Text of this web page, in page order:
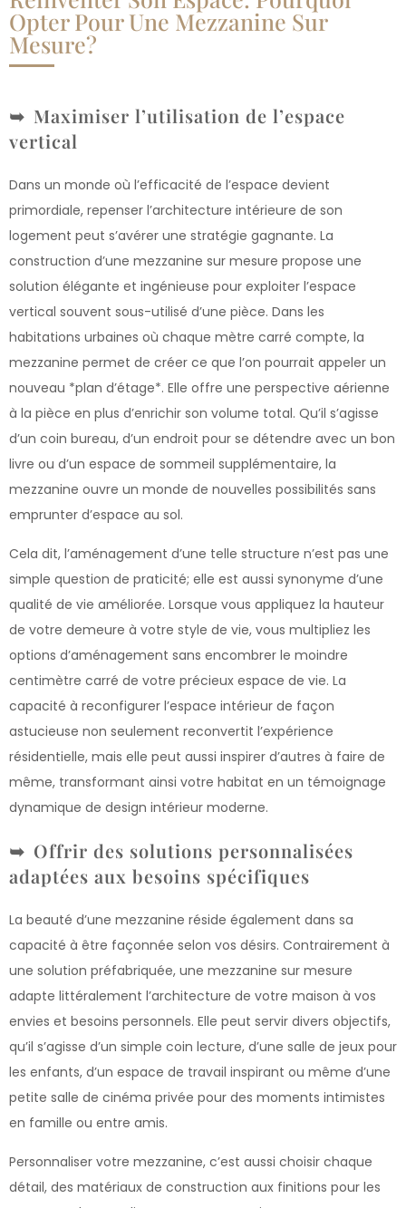
Opter Pour Une Mezzanine Sur
Mesure?
Maximiser l’utilisation de l’espace
vertical
Dans un monde où l’efficacité de l’espace devient
primordiale, repenser l’architecture intérieure de son
logement peut s’avérer une stratégie gagnante. La
construction d’une mezzanine sur mesure propose une
solution élégante et ingénieuse pour exploiter l’espace
vertical souvent sous-utilisé d’une pièce. Dans les
habitations urbaines où chaque mètre carré compte, la
mezzanine permet de créer ce que l’on pourrait appeler un
nouveau *plan d’étage*. Elle offre une perspective aérienne
à la pièce en plus d’enrichir son volume total. Qu’il s’agisse
d’un coin bureau, d’un endroit pour se détendre avec un bon
livre ou d’un espace de sommeil supplémentaire, la
mezzanine ouvre un monde de nouvelles possibilités sans
emprunter d’espace au sol.
Cela dit, l’aménagement d’une telle structure n’est pas une
simple question de praticité; elle est aussi synonyme d’une
qualité de vie améliorée. Lorsque vous appliquez la hauteur
de votre demeure à votre style de vie, vous multipliez les
options d’aménagement sans encombrer le moindre
centimètre carré de votre précieux espace de vie. La
capacité à reconfigurer l’espace intérieur de façon
astucieuse non seulement reconvertit l’expérience
résidentielle, mais elle peut aussi inspirer d’autres à faire de
même, transformant ainsi votre habitat en un témoignage
dynamique de design intérieur moderne.
Offrir des solutions personnalisées
adaptées aux besoins spécifiques
La beauté d’une mezzanine réside également dans sa
capacité à être façonnée selon vos désirs. Contrairement à
une solution préfabriquée, une mezzanine sur mesure
adapte littéralement l’architecture de votre maison à vos
envies et besoins personnels. Elle peut servir divers objectifs,
qu’il s’agisse d’un simple coin lecture, d’une salle de jeux pour
les enfants, d’un espace de travail inspirant ou même d’une
petite salle de cinéma privée pour des moments intimistes
en famille ou entre amis.
Personnaliser votre mezzanine, c’est aussi choisir chaque
détail, des matériaux de construction aux finitions pour les